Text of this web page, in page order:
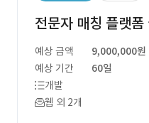
전문자 매칭 플랫
예상 금액
9,000,000원
예상 기간
60일
개발
웹 외 2개